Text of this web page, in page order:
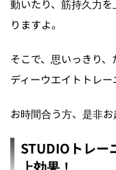
動いたり、筋持久力
りますよ。
そこで、思いっきり
ディーウエイトトレ
お時間合う方、是非お
STUDIOトレー
上効果！